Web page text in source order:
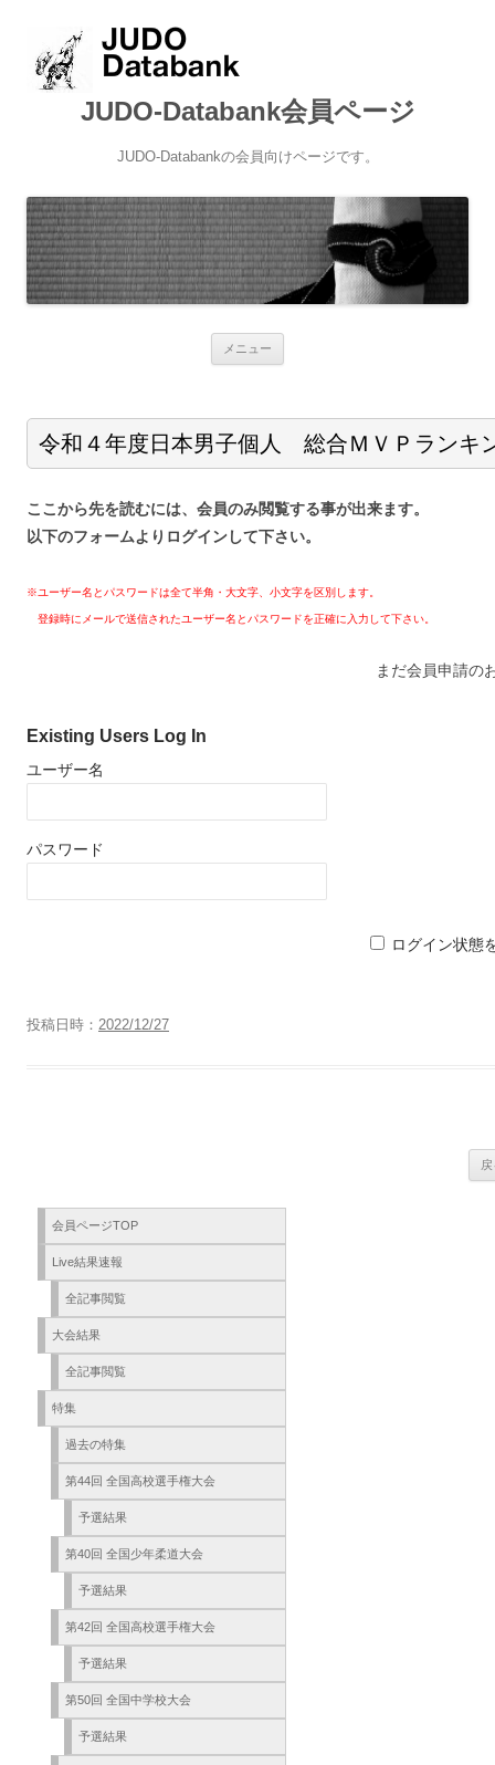
JUDO-Databank会員ページ
JUDO-Databankの会員向けページです。
メニュー
令和４年度日本男子個人 総合ＭＶＰランキ
ここから先を読むには、会員のみ閲覧する事が出来ます。
以下のフォームよりログインして下さい。
※ユーザー名とパスワードは全て半角・大文字、小文字を区別します。
登録時にメールで送信されたユーザー名とパスワードを正確に入力して下さい。
まだ会員申請の
Existing Users Log In
ユーザー名
パスワード
ログイン状態
投稿日時： 2022/12/27
会員ページTOP
Live結果速報
全記事閲覧
大会結果
全記事閲覧
特集
過去の特集
第44回 全国高校選手権大会
予選結果
第40回 全国少年柔道大会
予選結果
第42回 全国高校選手権大会
予選結果
第50回 全国中学校大会
予選結果